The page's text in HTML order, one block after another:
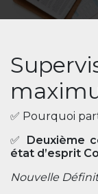
✅ Pourquoi
✅ Deuxième
état d’esprit
Nouvelle